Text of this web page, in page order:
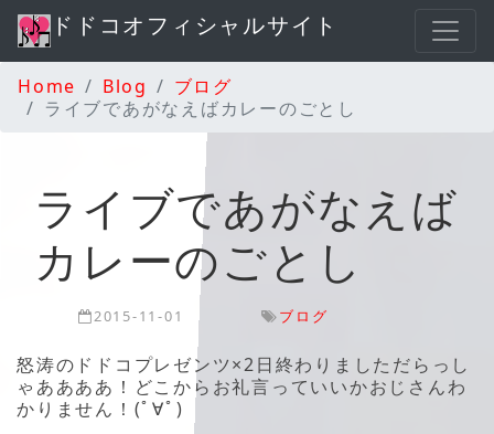
ドドコオフィシャルサイト
Home Blog
ブログ
ライブであがなえばカレーのごとし
ライブであがなえば
カレーのごとし
2015-11-01 ブログ
怒涛のドドコプレゼンツ×2日終わりましただらっし
ゃああああ！どこからお礼言っていいかおじさんわ
かりません！(ﾟ∀ﾟ)